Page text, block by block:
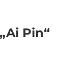
Pin“